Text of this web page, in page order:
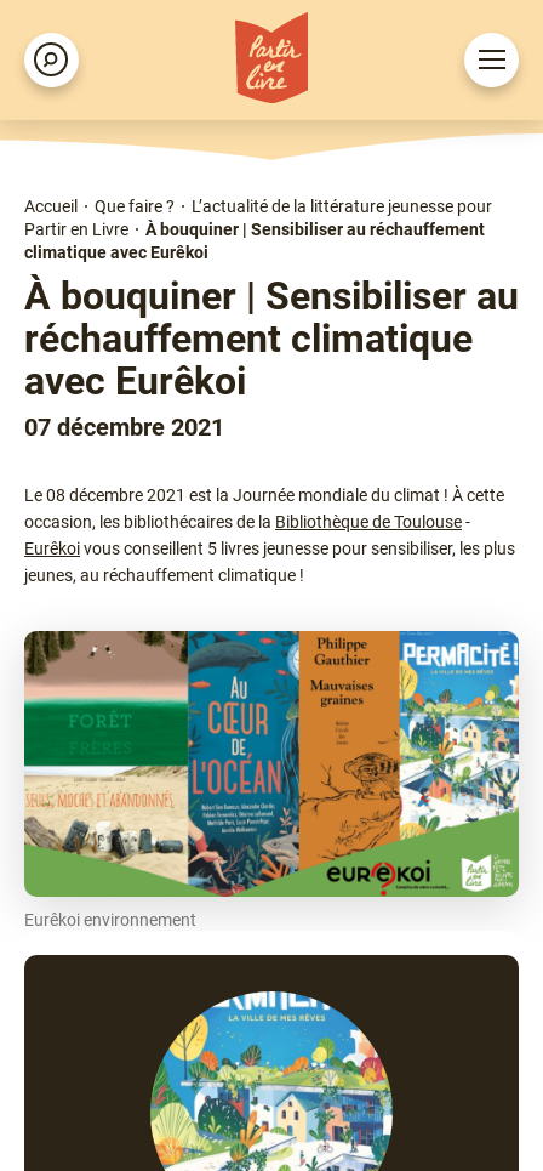
Aller
au
contenu
principal
Rechercher
Ouvrir
le
Fil
d'Ariane
Accueil Que faire ?
L’actualité de la littérature jeunesse pour
Partir en Livre
À bouquiner | Sensibiliser au réchauffement
climatique avec Eurêkoi
À bouquiner | Sensibiliser au
réchauffement climatique
avec Eurêkoi
07 décembre 2021
Chapô
Le 08 décembre 2021 est la Journée mondiale du climat ! À cette
occasion, les bibliothécaires de la Bibliothèque de Toulouse-
Eurêkoivous conseillent 5 livres jeunesse pour sensibiliser, les plus
jeunes, au réchauffement climatique !
Eurêkoi environnement